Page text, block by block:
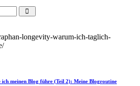
longevity-warum-ich-taglich-
meinen Blog führe (Teil 2): Meine Blogroutine